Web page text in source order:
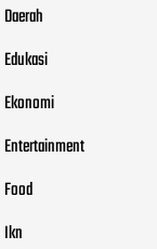
Daerah
Edukasi
Ekonomi
Entertainment
Food
Ikn